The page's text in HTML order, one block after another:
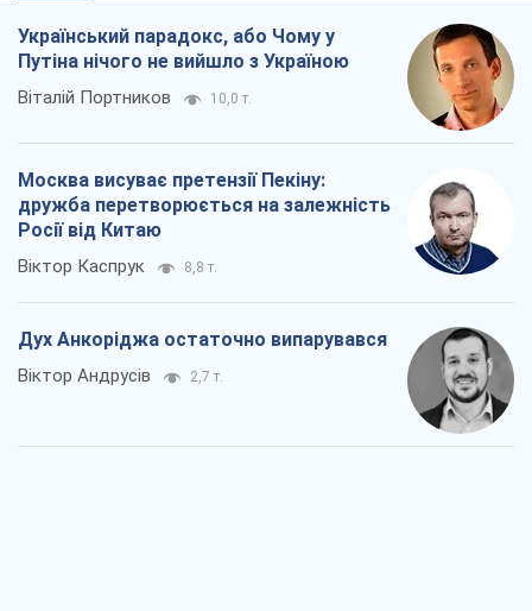
Український парадокс, або Чому у
Путіна нічого не вийшло з Україною
Віталій Портников 10,0 т.
Москва висуває претензії Пекіну:
дружба перетворюється на залежність
Росії від Китаю
Віктор Каспрук 8,8 т.
Дух Анкоріджа остаточно випарувався
Віктор Андрусів 2,7 т.